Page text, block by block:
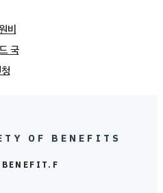
비
국
OF BENEFITS